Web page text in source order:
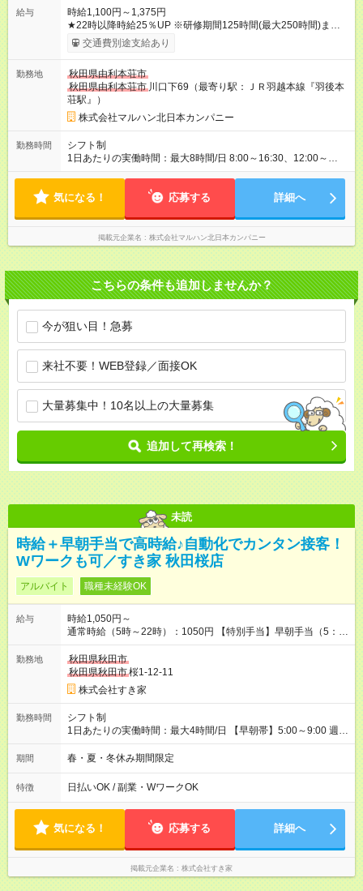
給与
時給1,100円～1,375円
★22時以降時給25％UP ※研修期間125時間(最大250時間)まで
は、時給1031円 【試用期間】試用期間なし
交通費別途支給あり
勤務地
秋田県由利本荘市
秋田県由利本荘市 川口下69（最寄り駅：ＪＲ羽越本線『羽後本
荘駅』）
株式会社マルハン北日本カンパニー
勤務時間
シフト制
1日あたりの実働時間：最大8時間/日 8:00～16:30、12:00～
20:30、15:30～24:00 実働1日4時間 ・最低勤務日数：週3日 ★
方歓迎
気になる！ 応募する 詳細へ
掲載元企業名 株式会社マルハン北日本カンパニー
こちらの条件も追加しませんか？
今が狙い目！急募
来社不要！WEB登録／面接OK
大量募集中！10名以上の大量募集
追加して再検索！
未読
時給＋早朝手当で高時給♪自動化でカンタン接客！
Wワークも可／すき家 秋田桜店
アルバイト 職種未経験OK
給与
時給1,050円～
通常時給（5時～22時）：1050円 【特別手当】早朝手当（5：
00-9：00）時給+150円 【試用期間】試用期間あり 試用期間の
長さ：1ヶ月 雇用形態、給与は本採用時と同じです。 試用期間
の実態は30日（※条件変更なし）ですが、切り上げで一ヶ月と
させていただきます。 研修制度あり：15時間(研修中も同時給）
勤務地
秋田県秋田市
秋田県秋田市桜1-12-11
株式会社すき家
勤務時間
シフト制
1日あたりの実働時間：最大4時間/日 【早朝帯】5:00～9:00 週2
日～・1日2h～OK◎ 勤務時間や曜日はご相談ください。
期間 春・夏・冬休み期間限定
特徴 日払いOK / 副業・WワークOK
気になる！ 応募する 詳細へ
掲載元企業名 株式会社すき家